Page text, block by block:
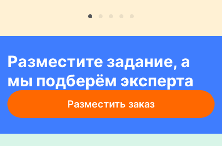
Разместите задание, а
мы подберём эксперта
Разместить заказ